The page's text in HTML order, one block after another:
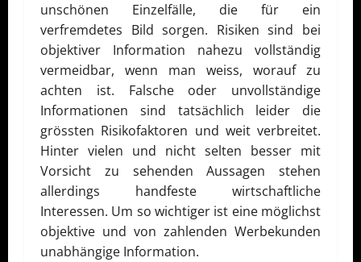
unschönen Einzelfälle, die für ein
verfremdetes Bild sorgen. Risiken sind bei
objektiver Information nahezu vollständig
vermeidbar, wenn man weiss, worauf zu
achten ist. Falsche oder unvollständige
Informationen sind tatsächlich leider die
grössten Risikofaktoren und weit verbreitet.
Hinter vielen und nicht selten besser mit
Vorsicht zu sehenden Aussagen stehen
allerdings handfeste wirtschaftliche
Interessen. Um so wichtiger ist eine möglichst
objektive und von zahlenden Werbekunden
unabhängige Information.